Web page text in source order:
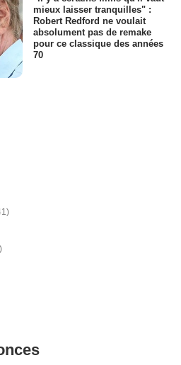
mieux laisser tranquilles" :
Robert Redford ne voulait
absolument pas de remake
pour ce classique des années
70